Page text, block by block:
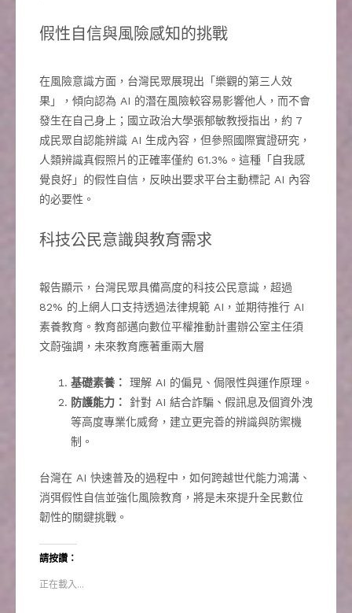
假性自信與風險感知的挑戰
在風險意識方面，台灣民眾展現出「樂觀的第三人效
果」，傾向認為 AI 的潛在風險較容易影響他人，而不會
發生在自己身上；國立政治大學張郁敏教授指出，約 7
成民眾自認能辨識 AI 生成內容，但參照國際實證研究，
人類辨識真假照片的正確率僅約 61.3%。這種「自我感
覺良好」的假性自信，反映出要求平台主動標記 AI 內容
的必要性。
科技公民意識與教育需求
報告顯示，台灣民眾具備高度的科技公民意識，超過
82% 的上網人口支持透過法律規範 AI，並期待推行 AI
素養教育。教育部邁向數位平權推動計畫辦公室主任須
文蔚強調，未來教育應著重兩大層
基礎素養：
理解 AI 的偏見、侷限性與運作原理。
防護能力：
針對 AI 結合詐騙、假訊息及個資外洩
等高度專業化威脅，建立更完善的辨識與防禦機
制。
台灣在 AI 快速普及的過程中，如何跨越世代能力鴻溝、
消弭假性自信並強化風險教育，將是未來提升全民數位
韌性的關鍵挑戰。
請按讚：
正在載入...